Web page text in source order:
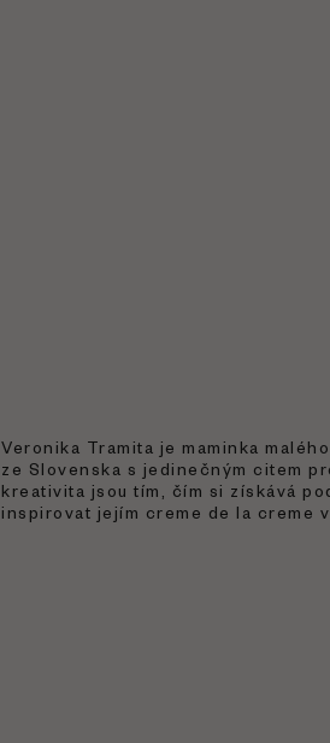
Veronika Tramita je maminka
ze Slovenska s jedinečným citem
kreativita jsou tím, čím si získává
inspirovat jejím creme de la creme